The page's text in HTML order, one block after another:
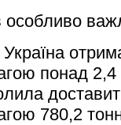
особливо
понад 2,4
780,2